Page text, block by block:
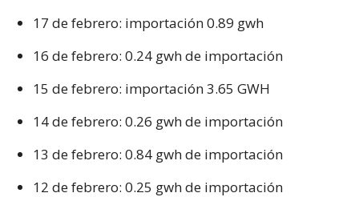
17 de febrero: importación 0.89 gwh
16 de febrero: 0.24 gwh de importación
15 de febrero: importación 3.65 GWH
14 de febrero: 0.26 gwh de importación
13 de febrero: 0.84 gwh de importación
12 de febrero: 0.25 gwh de importación